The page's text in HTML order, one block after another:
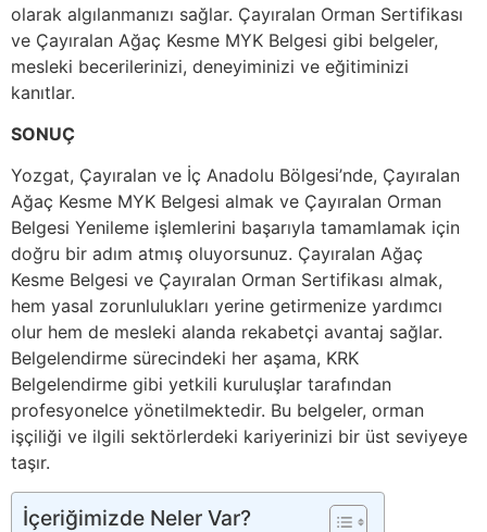
olarak algılanmanızı sağlar. Çayıralan Orman Sertifikası
ve Çayıralan Ağaç Kesme MYK Belgesi gibi belgeler,
mesleki becerilerinizi, deneyiminizi ve eğitiminizi
kanıtlar.
SONUÇ
Yozgat, Çayıralan ve İç Anadolu Bölgesi’nde, Çayıralan
Ağaç Kesme MYK Belgesi almak ve Çayıralan Orman
Belgesi Yenileme işlemlerini başarıyla tamamlamak için
doğru bir adım atmış oluyorsunuz. Çayıralan Ağaç
Kesme Belgesi ve Çayıralan Orman Sertifikası almak,
hem yasal zorunlulukları yerine getirmenize yardımcı
olur hem de mesleki alanda rekabetçi avantaj sağlar.
Belgelendirme sürecindeki her aşama, KRK
Belgelendirme gibi yetkili kuruluşlar tarafından
profesyonelce yönetilmektedir. Bu belgeler, orman
işçiliği ve ilgili sektörlerdeki kariyerinizi bir üst seviyeye
taşır.
İçeriğimizde Neler Var?